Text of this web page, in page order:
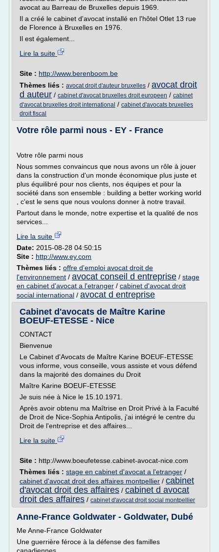
avocat au Barreau de Bruxelles depuis 1969.
Il a créé le cabinet d'avocat installé en l'hôtel Otlet 13 rue
de Florence à Bruxelles en 1976.
Il est également...
Lire la suite
Site : http://www.berenboom.be
Thèmes liés : avocat droit d'auteur bruxelles / avocat droit
d auteur / cabinet d'avocat bruxelles droit europeen / cabinet
d'avocat bruxelles droit international / cabinet d'avocats bruxelles
droit fiscal
Votre rôle parmi nous - EY - France
Votre rôle parmi nous
Nous sommes convaincus que nous avons un rôle à jouer
dans la construction d'un monde économique plus juste et
plus équilibré pour nos clients, nos équipes et pour la
société dans son ensemble : building a better working world
, c'est le sens que nous voulons donner à notre travail.
Partout dans le monde, notre expertise et la qualité de nos
services...
Lire la suite
Date: 2015-08-28 04:50:15
Site : http://www.ey.com
Thèmes liés : offre d'emploi avocat droit de
l'environnement / avocat conseil d entreprise / stage
en cabinet d'avocat a l'etranger / cabinet d'avocat droit
social international / avocat d entreprise
Cabinet d'avocats de Maître Karine
BOEUF-ETESSE - Nice
CONTACT
Bienvenue
Le Cabinet d'Avocats de Maître Karine BOEUF-ETESSE
vous informe, vous conseille, vous assiste et vous défend
dans la majorité des domaines du Droit
Maître Karine BOEUF-ETESSE
Je suis née à Nice le 15.10.1971.
Après avoir obtenu ma Maîtrise en Droit Privé à la Faculté
de Droit de Nice-Sophia Antipolis, j'ai intégré le centre du
Droit de l'entreprise et des affaires...
Lire la suite
Site : http://www.boeufetesse.cabinet-avocat-nice.com
Thèmes liés : stage en cabinet d'avocat a l'etranger /
cabinet d'avocat droit des affaires montpellier / cabinet
d'avocat droit des affaires / cabinet d avocat
droit des affaires / cabinet d'avocat droit social montpellier
Anne-France Goldwater - Goldwater, Dubé
Me Anne-France Goldwater
Une guerrière féroce à la défense des familles